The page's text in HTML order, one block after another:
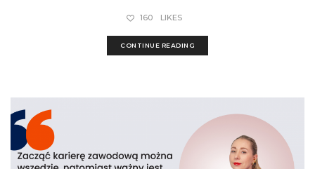
160 LIKES
CONTINUE READING